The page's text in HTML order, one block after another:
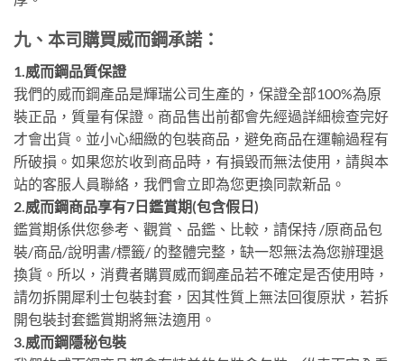
九、本司購買威而鋼承諾：
1.威而鋼品質保證
我們的威而鋼產品是輝瑞公司生產的，保證全部100%為原
裝正品，質量有保證。商品售出前都會先經過詳細檢查完好
才會出貨。並小心細緻的包裝商品，避免商品在運輸過程有
所破損。如果您於收到商品時，有損毀而無法使用，請與本
站的客服人員聯絡，我們會立即為您更換同款新品。
2.威而鋼商品享有7日鑑賞期(包含假日)
鑑賞期係供您參考、觀賞、品鑑、比較，請保持 /原商品包
裝/商品/說明書/標籤/ 的整體完整，缺一恕無法為您辦理退
換貨。所以，消費者購買威而鋼產品若不確定是否使用時，
請勿拆開犀利士包裝封套，因其性質上無法回復原狀，若拆
開包裝封套鑑賞期將無法適用。
3.威而鋼隱秘包裝